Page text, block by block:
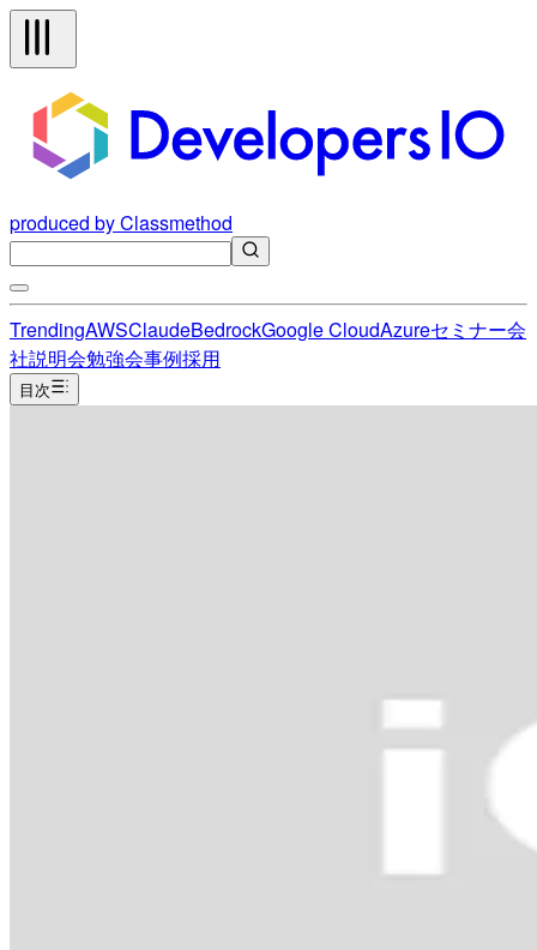
produced by Classmethod
TrendingAWSClaudeBedrockGoogle CloudAzureセミナー会
社説明会勉強会事例採用
目次